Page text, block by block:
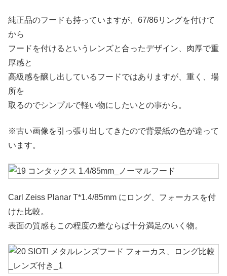
純正品のフードも持っていますが、67/86リングを付けて
から
フードを付けるというレンズと合ったデザイン、肉厚で重
厚感と
高級感を醸し出しているフードではありますが、重く、場
所を
取るのでシンプルで軽い物にしたいとの事から。
※古い画像を引っ張り出してきたので背景紙の色が違って
います。
Carl Zeiss Planar T*1.4/85mm にロング、フォーカスを付
けた比較。
表面の質感もこの程度の差ならば十分満足のいく物。